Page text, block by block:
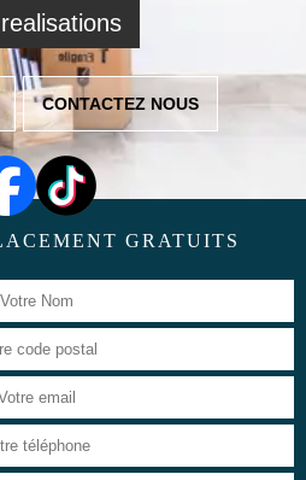
CONTACTEZ NOUS
GRATUITS